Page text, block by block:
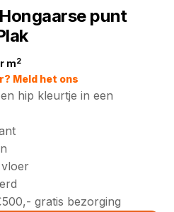
punt
m2
Meld het ons
hip kleurtje in een
gratis bezorging